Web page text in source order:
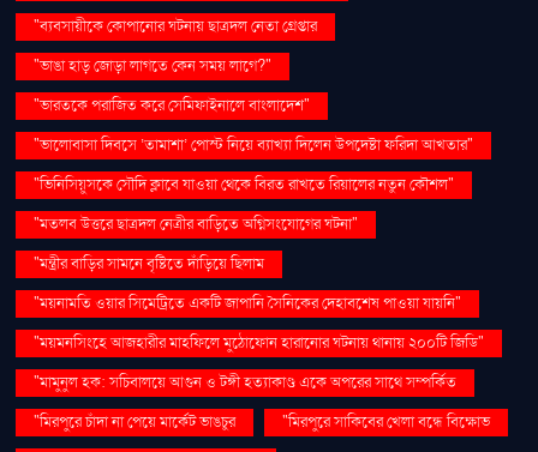
"ব্যবসায়ীকে কোপানোর ঘটনায় ছাত্রদল নেতা গ্রেপ্তার
"ভাঙা হাড় জোড়া লাগতে কেন সময় লাগে?"
"ভারতকে পরাজিত করে সেমিফাইনালে বাংলাদেশ"
"ভালোবাসা দিবসে ‘তামাশা’ পোস্ট নিয়ে ব্যাখ্যা দিলেন উপদেষ্টা ফরিদা আখতার"
"ভিনিসিয়ুসকে সৌদি ক্লাবে যাওয়া থেকে বিরত রাখতে রিয়ালের নতুন কৌশল"
"মতলব উত্তরে ছাত্রদল নেত্রীর বাড়িতে অগ্নিসংযোগের ঘটনা"
"মন্ত্রীর বাড়ির সামনে বৃষ্টিতে দাঁড়িয়ে ছিলাম
"ময়নামতি ওয়ার সিমেট্রিতে একটি জাপানি সৈনিকের দেহাবশেষ পাওয়া যায়নি"
"ময়মনসিংহে আজহারীর মাহফিলে মুঠোফোন হারানোর ঘটনায় থানায় ২০০টি জিডি"
"মামুনুল হক: সচিবালয়ে আগুন ও টঙ্গী হত্যাকাণ্ড একে অপরের সাথে সম্পর্কিত
"মিরপুরে চাঁদা না পেয়ে মার্কেট ভাঙচুর
"মিরপুরে সাকিবের খেলা বন্ধে বিক্ষোভ